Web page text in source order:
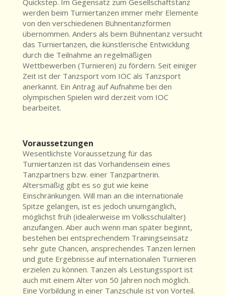
werden beim Turniertanzen immer mehr Elemente
von den verschiedenen Bühnentanzformen
übernommen. Anders als beim Bühnentanz versucht
das Turniertanzen, die künstlerische Entwicklung
durch die Teilnahme an regelmäßigen
Wettbewerben (Turnieren) zu fördern. Seit einiger
Zeit ist der Tanzsport vom IOC als Tanzsport
anerkannt. Ein Antrag auf Aufnahme bei den
olympischen Spielen wird derzeit vom IOC
bearbeitet.
Voraussetzungen
Wesentlichste Voraussetzung für das
Turniertanzen ist das Vorhandensein eines
Tanzpartners bzw. einer Tanzpartnerin.
Altersmäßig gibt es so gut wie keine
Einschränkungen. Will man an die internationale
Spitze gelangen, ist es jedoch unumgänglich,
möglichst früh (idealerweise im Volksschulalter)
anzufangen. Aber auch wenn man später beginnt,
bestehen bei entsprechendem Trainingseinsatz
sehr gute Chancen, ansprechendes Tanzen lernen
und gute Ergebnisse auf internationalen Turnieren
erzielen zu können. Tanzen als Leistungssport ist
auch mit einem Alter von 50 Jahren noch möglich.
Eine Vorbildung in einer Tanzschule ist von Vorteil.